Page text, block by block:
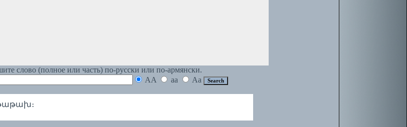
слово (полное или часть) по-русски или по-армянски.
AA aa
Aa